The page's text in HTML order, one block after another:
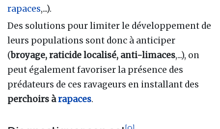
rapaces,...).
Des solutions pour limiter le développement de
leurs populations sont donc à anticiper
(broyage, raticide localisé, anti-limaces,...), on
peut également favoriser la présence des
prédateurs de ces ravageurs en installant des
perchoirs àrapaces.